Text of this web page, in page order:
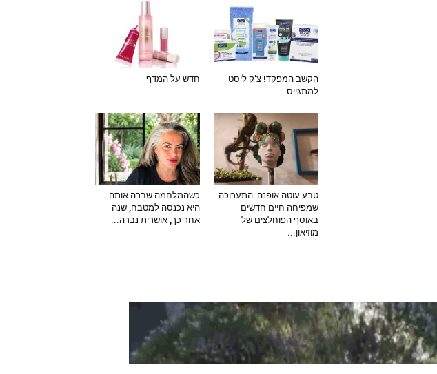
הקשב המפקד! צ'ק ליסט
למתגייס
חדש על המדף
טבע עוטה אופנה: התערוכה
שמפיחה חיים חדשים
באוסף הפוחלצים של
מוזיאון...
כשהמלחמה שברה אותה
היא נכנסה למטבח, שנה
אחר כך, אושרית נברה...